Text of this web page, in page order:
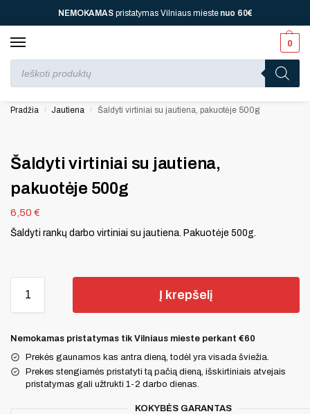
NEMOKAMASpristatymas Vilniaus miestenuo 60€
0
Perkant nuo70 € ⚡ jūsų laukia viena dovana, nuo dvi, nuo150 € ⚡
Pradžia / Jautiena / Šaldyti virtiniai su jautiena, pakuotėje 500g
Šaldyti virtiniai su jautiena,
pakuotėje 500g
6,50 €
Šaldyti rankų darbo virtiniai su jautiena. Pakuotėje 500g.
Į krepšelį
Nemokamas pristatymas tik Vilniaus mieste perkant €60
Prekės gaunamos kas antra dieną, todėl yra visada šviežia.
Prekes stengiamės pristatyti tą pačią dieną, išskirtiniais atvejais
pristatymas gali užtrukti 1-2 darbo dienas.
KOKYBĖS GARANTAS